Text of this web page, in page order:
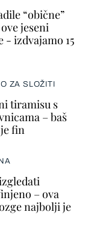
“obične”
jeseni
- izdvajamo 15
ZA SLOŽITI
tiramisu s
– baš
fin
– ova
najbolji je